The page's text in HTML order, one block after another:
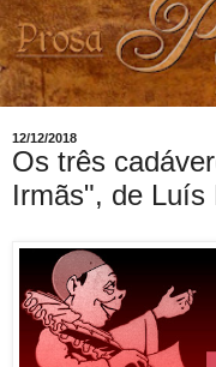
12/12/2018
Os três
Irmãs", de Luís